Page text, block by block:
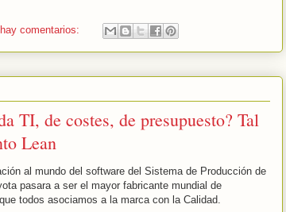
comentarios:
TI, de costes, de presupuesto? Tal
Lean
al mundo del software del Sistema de Producción de
pasara a ser el mayor fabricante mundial de
todos asociamos a la marca con la Calidad.